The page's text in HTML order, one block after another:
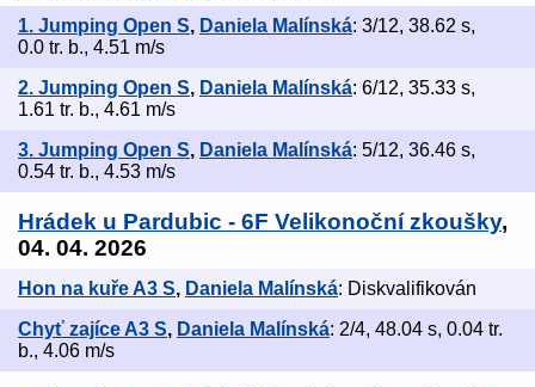
1. Jumping Open S, Daniela Malínská: 3/12, 38.62 s,
0.0 tr. b., 4.51 m/s
2. Jumping Open S, Daniela Malínská: 6/12, 35.33 s,
1.61 tr. b., 4.61 m/s
3. Jumping Open S, Daniela Malínská: 5/12, 36.46 s,
0.54 tr. b., 4.53 m/s
Hrádek u Pardubic - 6F Velikonoční zkoušky,
04. 04. 2026
Hon na kuře A3 S, Daniela Malínská: Diskvalifikován
Chyť zajíce A3 S, Daniela Malínská: 2/4, 48.04 s, 0.04 tr.
b., 4.06 m/s